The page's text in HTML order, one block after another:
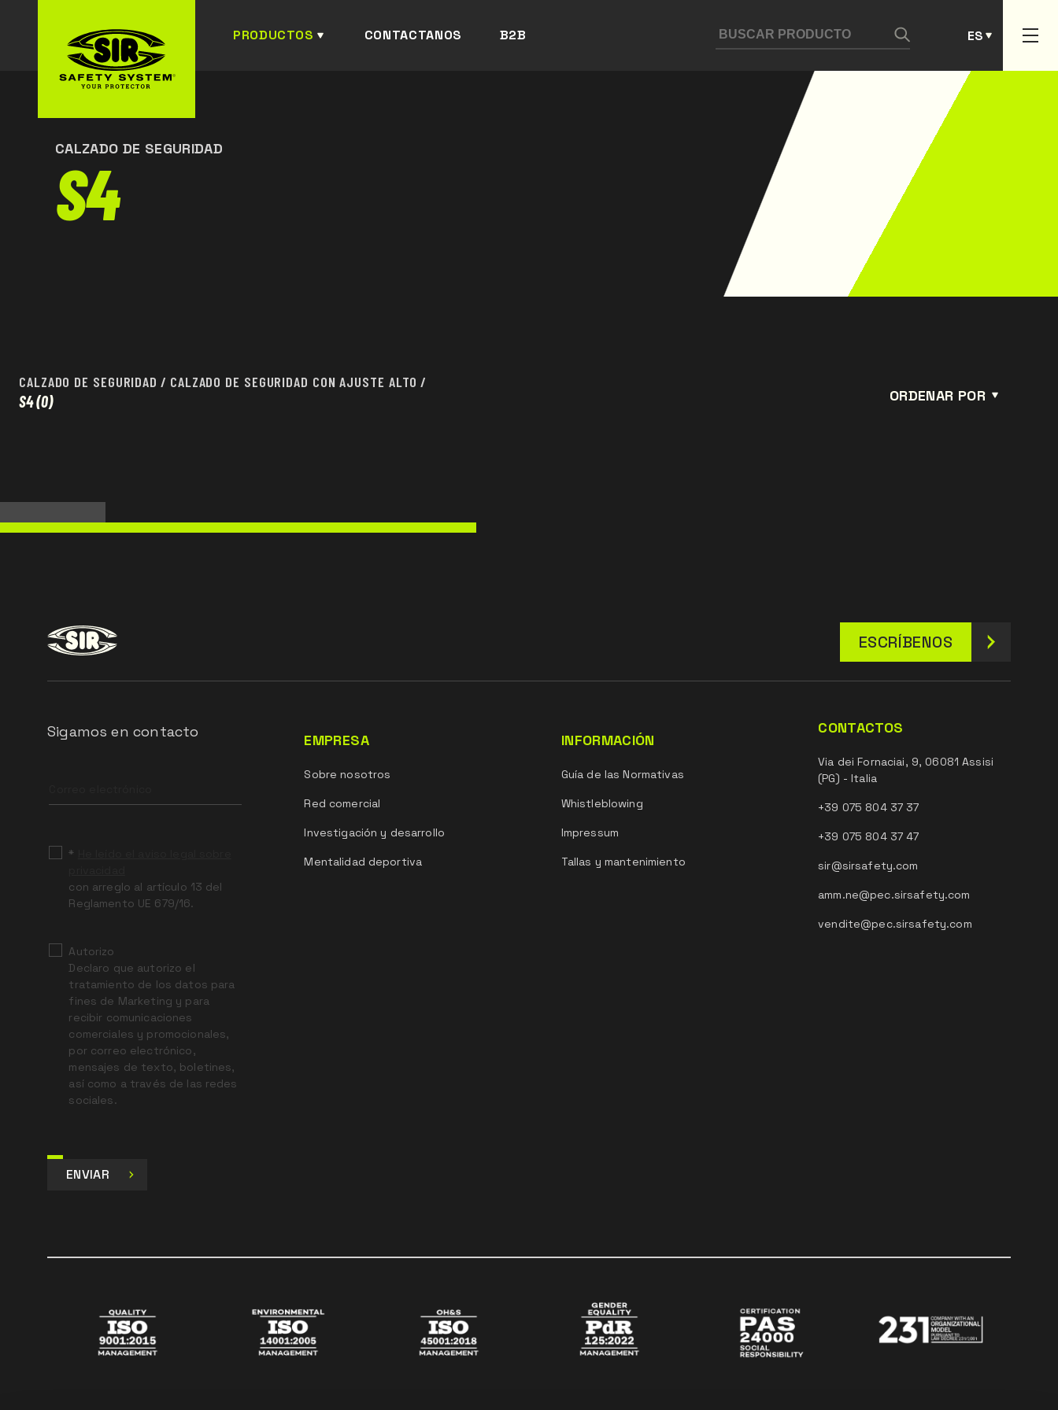
PRODUCTOS CONTACTANOS B2B ES
CALZADO DE SEGURIDAD
S4
CALZADO DE SEGURIDAD / CALZADO DE SEGURIDAD CON AJUSTE ALTO /
S4(0) ORDENAR POR
ESCRÍBENOS
Sigamos en contacto
field
*
con arreglo al artículo 13 del
Reglamento UE 679/16.
Autorizo
Declaro que autorizo el
tratamiento de los datos para
fines de Marketing y para
recibir comunicaciones
comerciales y promocionales,
por correo electrónico,
mensajes de texto, boletines,
así como a través de las redes
sociales.
ENVIAR
EMPRESA
Sobre nosotros
Red comercial
Investigación y desarrollo
Mentalidad deportiva
INFORMACIÓN
Guía de las Normativas
Whistleblowing
Impressum
Tallas y mantenimiento
CONTACTOS
Via dei Fornaciai, 9, 06081 Assisi
(PG) - Italia
+39 075 804 37 37
+39 075 804 37 47
sir@sirsafety.com
amm.ne@pec.sirsafety.com
vendite@pec.sirsafety.com